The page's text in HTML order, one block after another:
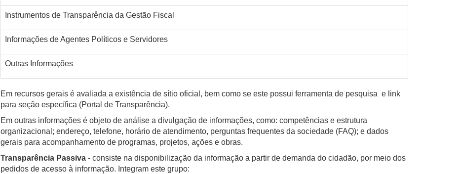
Instrumentos de Transparência da Gestão Fiscal
Informações de Agentes Políticos e Servidores
Outras Informações
Em recursos gerais é avaliada a existência de sítio oficial, bem como se este possui ferramenta de pesquisa e link
para seção específica (Portal de Transparência).
Em outras informações é objeto de análise a divulgação de informações, como: competências e estrutura
organizacional; endereço, telefone, horário de atendimento, perguntas frequentes da sociedade (FAQ); e dados
gerais para acompanhamento de programas, projetos, ações e obras.
Transparência Passiva- consiste na disponibilização da informação a partir de demanda do cidadão, por meio dos
pedidos de acesso à informação. Integram este grupo: